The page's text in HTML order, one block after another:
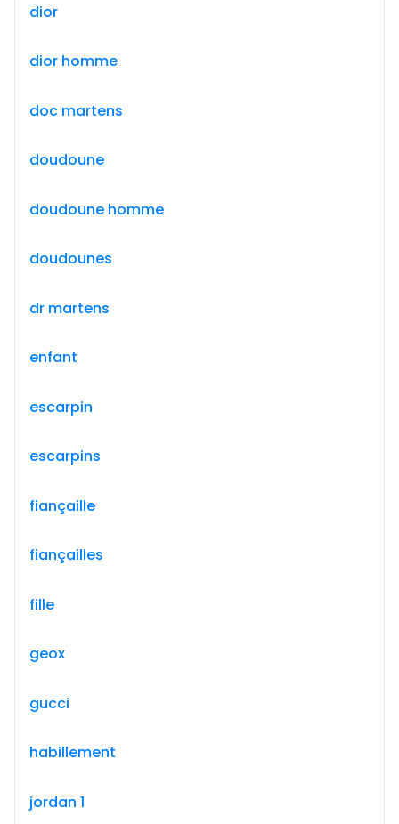
dior
dior homme
doc martens
doudoune
doudoune homme
doudounes
dr martens
enfant
escarpin
escarpins
fiançaille
fiançailles
fille
geox
gucci
habillement
jordan 1